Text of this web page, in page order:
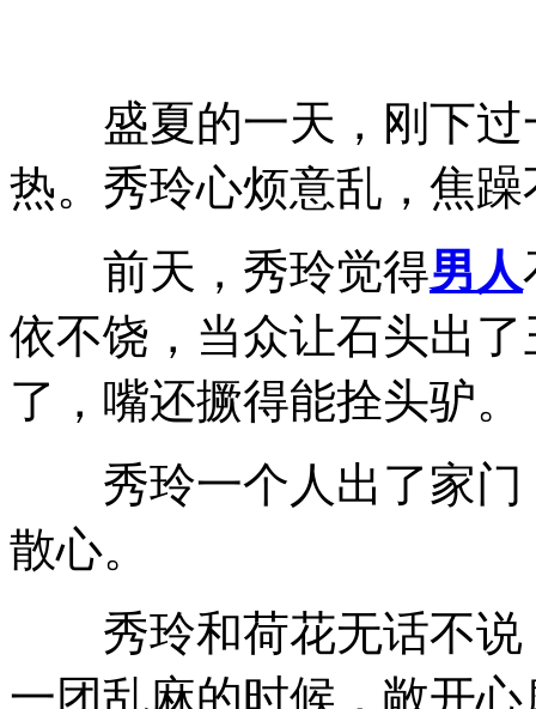
盛夏的一天，刚下过
热。秀玲心烦意乱，焦躁
前天，秀玲觉得男人
依不饶，当众让石头出
了，嘴还撅得能拴头驴。
秀玲一个人出了家门
散心。
秀玲和荷花无话不说
一团乱麻的时候，敞开